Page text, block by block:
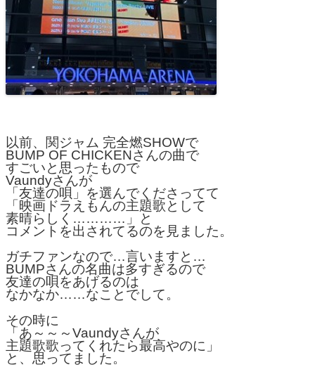
以前、関ジャム 完全燃SHOWで
BUMP OF CHICKENさんの曲で
すごいと思ったもので
Vaundyさんが
「友達の唄」を選んでくださってて
「映画ドラえもんの主題歌として
素晴らしく…………」と
コメントを出されてるのを見ました。
ガチファンなので…言いますと…
BUMPさんの名曲は多すぎるので
友達の唄をあげるのは
なかなか……なことでして。
その時に
「あ～～～Vaundyさんが
主題歌歌ってくれたら最高やのに」
と、思ってました。